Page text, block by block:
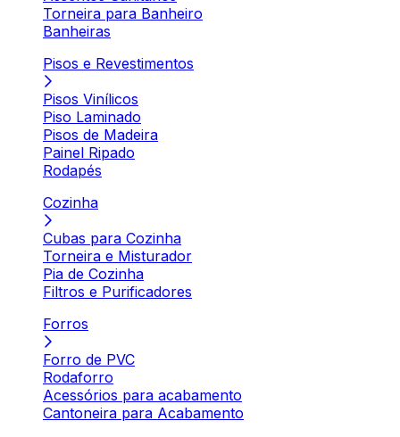
Torneira para Banheiro
Banheiras
Pisos e Revestimentos
Pisos Vinílicos
Piso Laminado
Pisos de Madeira
Painel Ripado
Rodapés
Cozinha
Cubas para Cozinha
Torneira e Misturador
Pia de Cozinha
Filtros e Purificadores
Forros
Forro de PVC
Rodaforro
Acessórios para acabamento
Cantoneira para Acabamento